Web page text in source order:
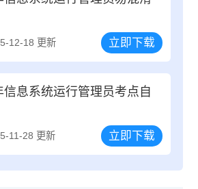
12-18 更新 立即下载
信息系统运行管理员考点自
11-28 更新 立即下载